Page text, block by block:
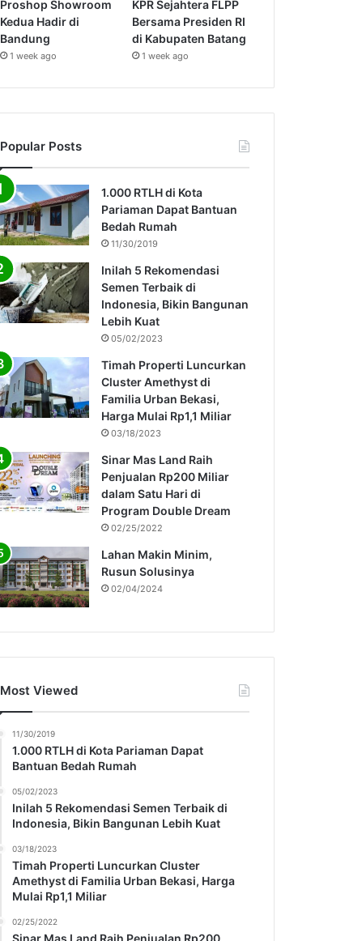
Proshop Showroom
Kedua Hadir di
Bandung
1 week ago
KPR Sejahtera FLPP
Bersama Presiden RI
di Kabupaten Batang
1 week ago
Popular Posts
1.000 RTLH di Kota
Pariaman Dapat Bantuan
Bedah Rumah
11/30/2019
Inilah 5 Rekomendasi
Semen Terbaik di
Indonesia, Bikin Bangunan
Lebih Kuat
05/02/2023
Timah Properti Luncurkan
Cluster Amethyst di
Familia Urban Bekasi,
Harga Mulai Rp1,1 Miliar
03/18/2023
Sinar Mas Land Raih
Penjualan Rp200 Miliar
dalam Satu Hari di
Program Double Dream
02/25/2022
Lahan Makin Minim,
Rusun Solusinya
02/04/2024
Most Viewed
11/30/2019
1.000 RTLH di Kota Pariaman Dapat
Bantuan Bedah Rumah
05/02/2023
Inilah 5 Rekomendasi Semen Terbaik di
Indonesia, Bikin Bangunan Lebih Kuat
03/18/2023
Timah Properti Luncurkan Cluster
Amethyst di Familia Urban Bekasi, Harga
Mulai Rp1,1 Miliar
02/25/2022